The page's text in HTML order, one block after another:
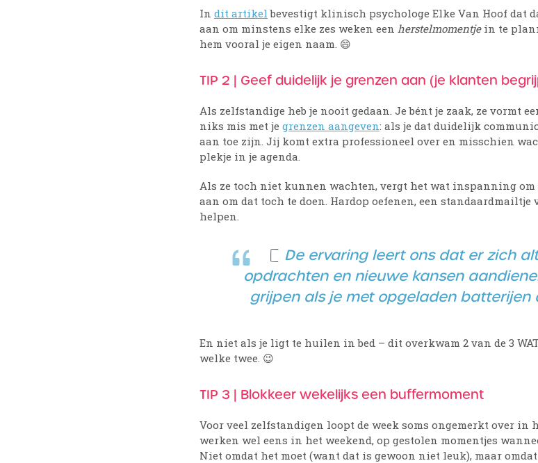
In dit artikel bevestigt klinisch psychologe Elke Van Hoof dat
aan om minstens elke zes weken een herstelmomentjein te
hem vooral je eigen naam. 😄
TIP 2 | Geef duidelijk je grenzen aan (je klanten
Als zelfstandige heb je nooit gedaan. Je bént je zaak, ze vormt
niks mis met je grenzen aangeven: als je dat duidelijk
aan toe zijn. Jij komt extra professioneel over en misschien
plekje in je agenda.
Als ze toch niet kunnen wachten, vergt het wat inspanning om
aan om dat toch te doen. Hardop oefenen, een
helpen.
De ervaring leert ons dat er zich
opdrachten en nieuwe kansen
grijpen als je met opgeladen batterijen
En niet als je ligt te huilen in bed – dit overkwam 2 van de 3
welke twee. 😉
TIP 3 | Blokkeer wekelijks een buffermoment
Voor veel zelfstandigen loopt de week soms ongemerkt over in
werken wel eens in het weekend, op gestolen momentjes
Niet omdat het moet (want dat is gewoon niet leuk), maar